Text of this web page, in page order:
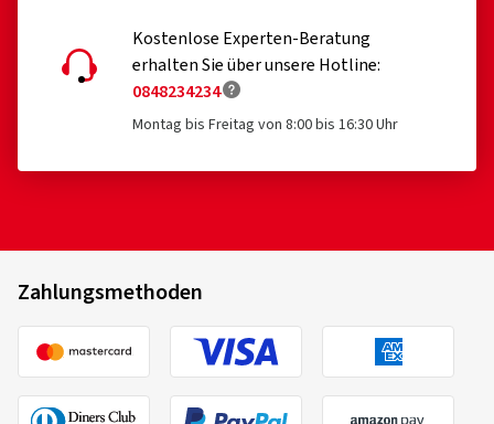
Kostenlose Experten-Beratung
erhalten Sie über unsere Hotline:
0848234234
Montag bis Freitag von 8:00 bis 16:30 Uhr
Zahlungsmethoden